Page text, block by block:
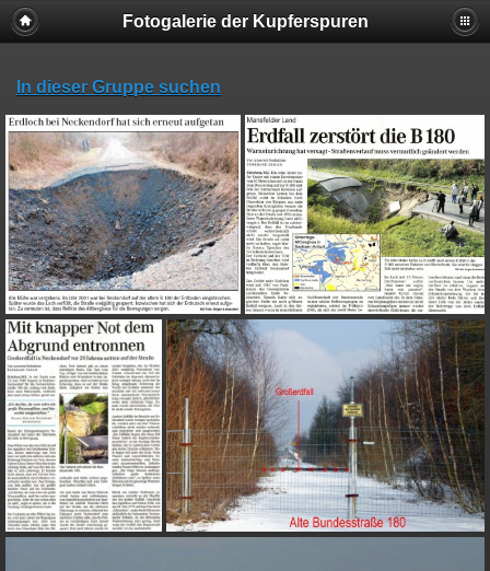
Fotogalerie der Kupferspuren
In dieser Gruppe suchen